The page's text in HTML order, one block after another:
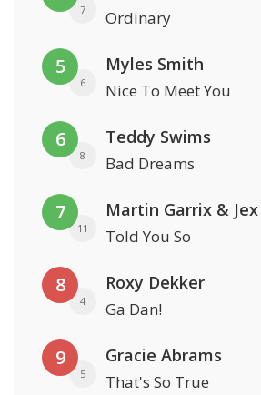
7 Ordinary
5
6
Myles Smith
Nice To Meet You
6
8
Teddy Swims
Bad Dreams
7
11
Martin Garrix & Jex
Told You So
8
4
Roxy Dekker
Ga Dan!
9
5
Gracie Abrams
That's So True